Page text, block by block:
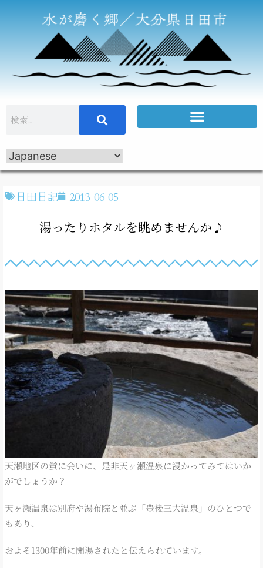
日田日記 2013-06-05
湯ったりホタルを眺めませんか♪
天瀬地区の蛍に会いに、是非天ヶ瀬温泉に浸かってみてはいか
がでしょうか？
天ヶ瀬温泉は別府や湯布院と並ぶ「豊後三大温泉」のひとつで
もあり、
およそ1300年前に開湯されたと伝えられています。